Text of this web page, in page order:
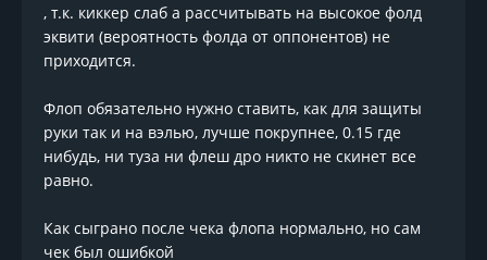
, т.к. киккер слаб а рассчитывать на высокое фолд
эквити (вероятность фолда от оппонентов) не
приходится.
Флоп обязательно нужно ставить, как для защиты
руки так и на вэлью, лучше покрупнее, 0.15 где
нибудь, ни туза ни флеш дро никто не скинет все
равно.
Как сыграно после чека флопа нормально, но сам
чек был ошибкой